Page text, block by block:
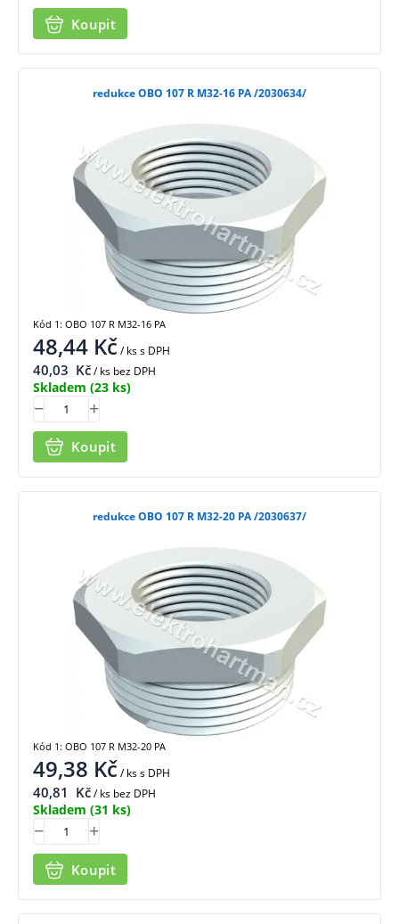
Koupit
redukce OBO 107 R M32-16 PA /2030634/
48,44 Kč/ kss DPH
40,03 Kč/ ks bez DPH
Skladem (23 ks)
Koupit
Kód 1: OBO 107 R M32-16 PA
redukce OBO 107 R M32-20 PA /2030637/
49,38 Kč/ kss DPH
40,81 Kč/ ks bez DPH
Skladem (31 ks)
Koupit
Kód 1: OBO 107 R M32-20 PA